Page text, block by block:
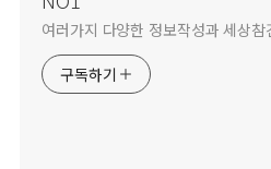
여러가지 다양한 정보작성과 세상
구독하기